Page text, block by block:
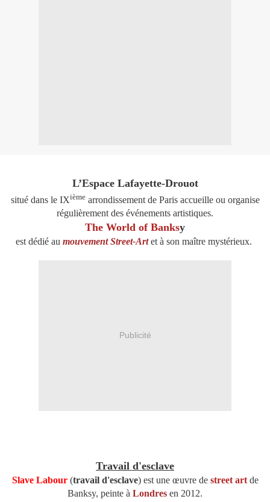
L’Espace Lafayette-Drouot
situé dans le IXièmearrondissement de Paris accueille ou organise
régulièrement des événements artistiques.
The World of Banksy
est dédié au mouvement Street-Artet à son maître mystérieux.
Publicité
Travail d'esclave
Slave Labour (travail d'esclave)est une œuvre de street artde
Banksy, peinte à Londres en 2012.